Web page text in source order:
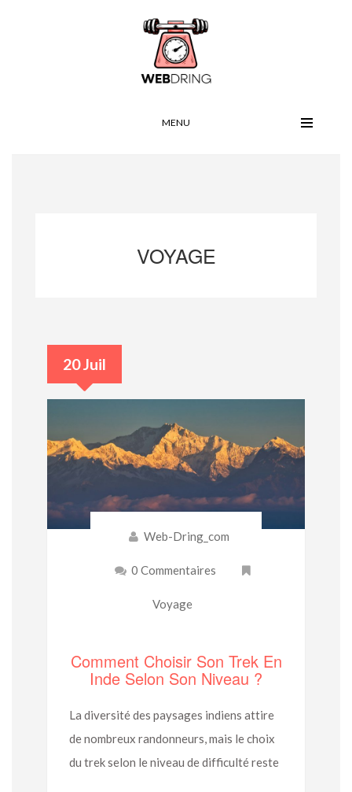
MENU
VOYAGE
20 Juil
Web-Dring_com
0 Commentaires
Voyage
Comment Choisir Son Trek En
Inde Selon Son Niveau ?
La diversité des paysages indiens attire
de nombreux randonneurs, mais le choix
du trek selon le niveau de difficulté reste